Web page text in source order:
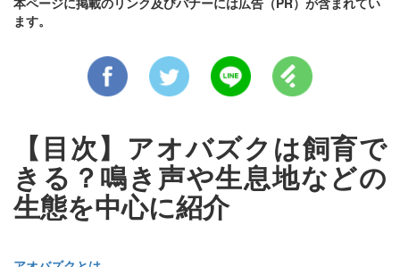
ます。
【目次】アオバズクは飼育で
きる？鳴き声や生息地などの
生態を中心に紹介